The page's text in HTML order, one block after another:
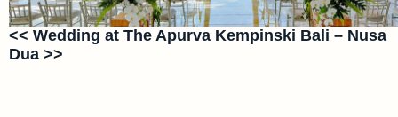
<< Wedding at The Apurva Kempinski Bali – Nusa
Dua >>